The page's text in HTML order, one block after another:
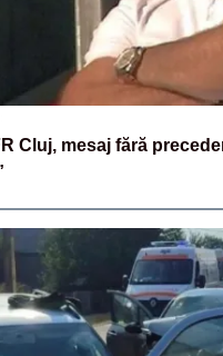
Cluj, mesaj fără